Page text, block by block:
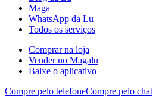
Maga +
WhatsApp da Lu
Todos os serviços
Comprar na loja
Vender no Magalu
Baixe o aplicativo
Compre pelo telefoneCompre pelo chat